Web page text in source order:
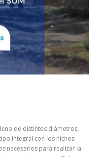
de distintos diámetros,
integral con los nichos
necesarios para realizar la